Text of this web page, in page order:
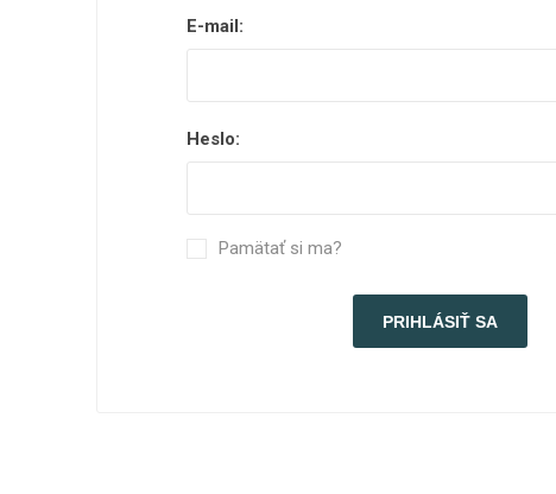
E-mail:
Heslo:
Pamätať si ma?